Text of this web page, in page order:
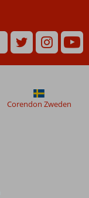
Corendon Zweden